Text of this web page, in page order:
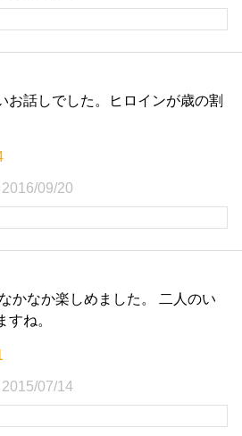
お話しでした。ヒロインが歳の割
2016/09/20
かなか楽しめました。 二人のい
すね。
2015/07/14